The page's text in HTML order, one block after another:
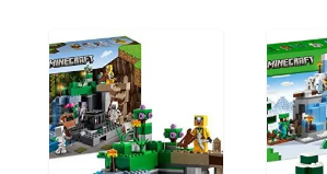
a
:
6
9
,
€
.